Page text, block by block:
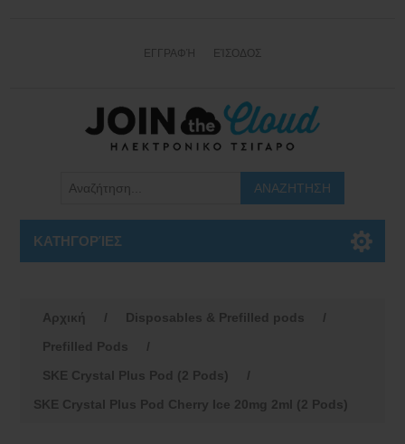
ΕΓΓΡΑΦΉ ΕΊΣΟΔΟΣ
ΚΑΤΗΓΟΡΊΕΣ
Αρχική / Disposables & Prefilled pods
/
Prefilled Pods
/
SKE Crystal Plus Pod (2 Pods)
/
SKE Crystal Plus Pod Cherry Ice 20mg 2ml (2 Pods)